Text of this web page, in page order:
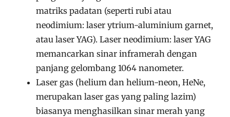
matriks padatan (seperti rubi atau
neodimium: laser ytrium-aluminium garnet,
atau laser YAG). Laser neodimium: laser YAG
memancarkan sinar inframerah dengan
panjang gelombang 1064 nanometer.
Laser gas (helium dan helium-neon, HeNe,
merupakan laser gas yang paling lazim)
biasanya menghasilkan sinar merah yang